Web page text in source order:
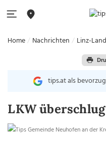
Home Nachrichten Linz-Land
tips.at als
LKW